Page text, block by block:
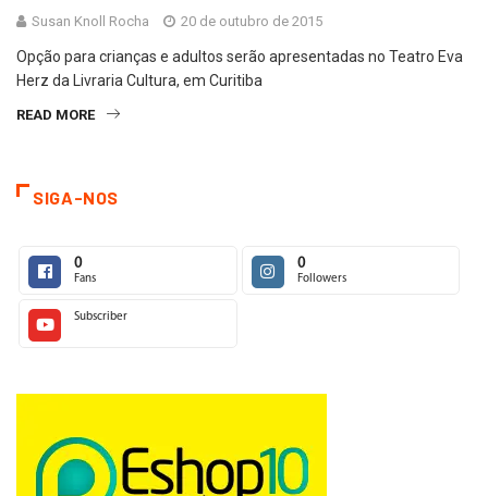
Susan Knoll Rocha 20 de outubro de 2015
Opção para crianças e adultos serão apresentadas no Teatro Eva
Herz da Livraria Cultura, em Curitiba
READ MORE
SIGA-NOS
0
Fans
0
Followers
Subscriber